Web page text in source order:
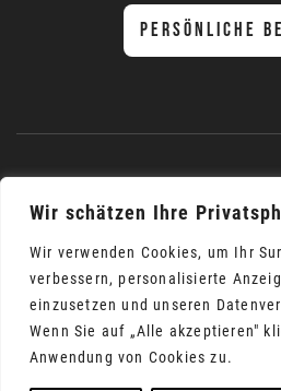
Wir schätzen Ihre
Wir verwenden Cookies, um Ihr
verbessern, personalisierte
einzusetzen und unseren
Wenn Sie auf „Alle akzeptieren"
Anwendung von Cookies zu.
PERSÖNLICHE
AGB Impressum
Du findest uns auch auf: